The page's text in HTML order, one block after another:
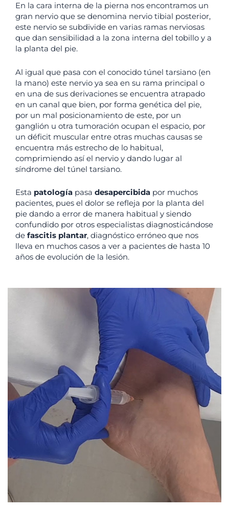
En la cara interna de la pierna nos encontramos un
gran nervio que se denomina nervio tibial posterior,
este nervio se subdivide en varias ramas nerviosas
que dan sensibilidad a la zona interna del tobillo y a
la planta del pie.
Al igual que pasa con el conocido túnel tarsiano (en
la mano) este nervio ya sea en su rama principal o
en una de sus derivaciones se encuentra atrapado
en un canal que bien, por forma genética del pie,
por un mal posicionamiento de este, por un
ganglión u otra tumoración ocupan el espacio, por
un déficit muscular entre otras muchas causas se
encuentra más estrecho de lo habitual,
comprimiendo así el nervio y dando lugar al
síndrome del túnel tarsiano.
Esta patología pasa desapercibida por muchos
pacientes, pues el dolor se refleja por la planta del
pie dando a error de manera habitual y siendo
confundido por otros especialistas diagnosticándose
de fascitis plantar, diagnóstico erróneo que nos
lleva en muchos casos a ver a pacientes de hasta 10
años de evolución de la lesión.